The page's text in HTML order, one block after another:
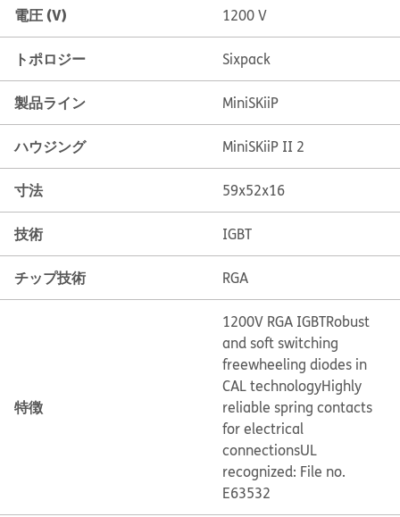
電圧 (V) 1200 V
トポロジー Sixpack
製品ライン MiniSKiiP
ハウジング MiniSKiiP II 2
寸法 59x52x16
技術 IGBT
チップ技術 RGA
特徴
1200V RGA IGBTRobust
and soft switching
freewheeling diodes in
CAL technologyHighly
reliable spring contacts
for electrical
connectionsUL
recognized: File no.
E63532